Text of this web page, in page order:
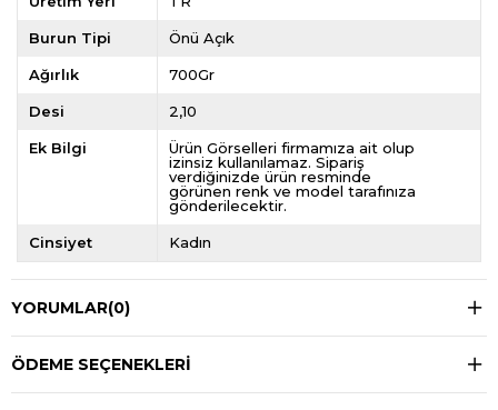
Burun Tipi Önü Açık
Ağırlık 700Gr
Desi 2,10
Ek Bilgi
Ürün Görselleri firmamıza ait olup
izinsiz kullanılamaz. Sipariş
verdiğinizde ürün resminde
görünen renk ve model tarafınıza
gönderilecektir.
Cinsiyet Kadın
YORUMLAR(0)
ÖDEME SEÇENEKLERI